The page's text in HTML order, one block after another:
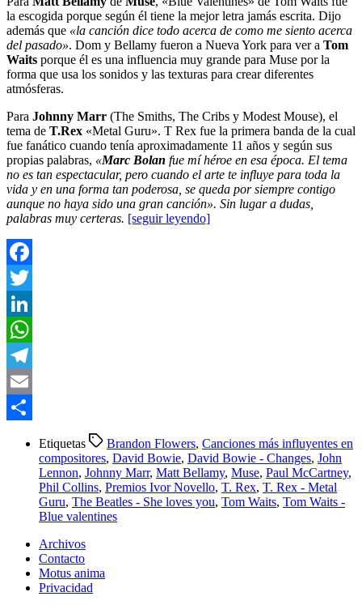
la escogida porque según él tiene la mejor letra jamás escrita. Dijo
además que «la canción dice todo acerca de como me siento acerca
del pasado». Dom y Bellamy fueron a Nueva York para ver a Tom
Waits porque él es una influencia muy grande para Muse por la
forma que usa los sonidos y las texturas para crear diferentes
atmósferas.
Para Johnny Marr (The Smiths, The Cribs y Modest Mouse), el
tema de T.Rex «Metal Guru». T Rex fue la primera banda de la cual
fue fanático cuando tenía aproximadamente 11 años y según sus
propias palabras, «Marc Bolan fue mí héroe en esa época. El tema
no es tan espectacular, pero cuando el arte te influye para toda la
vida y en una forma tan poderosa, se queda por siempre contigo
aunque no haya sido una gran canción». Sin lugar a dudas,
palabras muy certeras. [seguir leyendo]
Facebook
Twitter
LinkedIn
WhatsApp
Telegram
Email
Etiquetas Brandon Flowers, Canciones más influyentes en
compositores, David Bowie, David Bowie - Changes, John
Lennon, Johnny Marr, Matt Bellamy, Muse, Paul McCartney,
Phil Collins, Premios Ivor Novello, T. Rex, T. Rex - Metal
Guru, The Beatles - She loves you, Tom Waits, Tom Waits -
Blue valentines
Archivos
Contacto
Motus anima
Privacidad